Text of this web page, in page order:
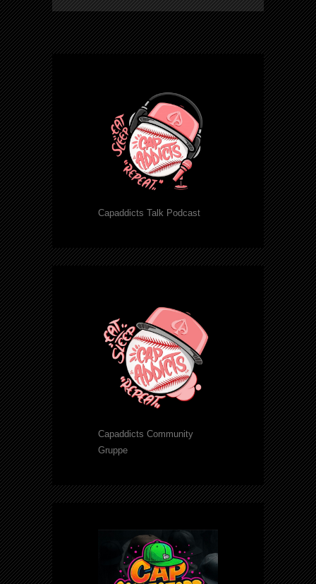
Capaddicts Talk Podcast
Capaddicts Community
Gruppe